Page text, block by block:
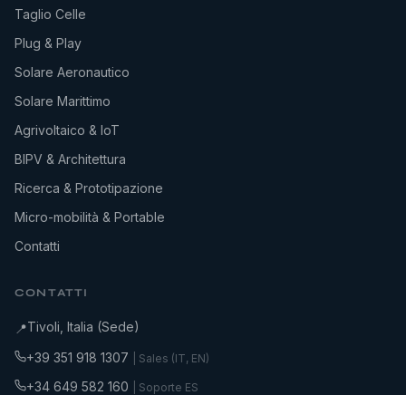
Taglio Celle
Plug & Play
Solare Aeronautico
Solare Marittimo
Agrivoltaico & IoT
BIPV & Architettura
Ricerca & Prototipazione
Micro-mobilità & Portable
Contatti
CONTATTI
📍Tivoli, Italia (Sede)
+39 351 918 1307
| Sales (IT, EN)
+34 649 582 160 | Soporte ES